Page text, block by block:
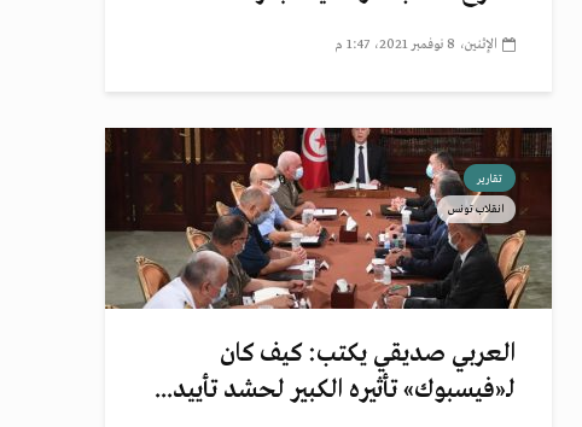
الإثنين، 8 نوفمبر 2021، 1:47 م
تقارير
انقلاب تونس
العربي صديقي يكتب: كيف كان
لـ«فيسبوك» تأثيره الكبير لحشد تأييد...